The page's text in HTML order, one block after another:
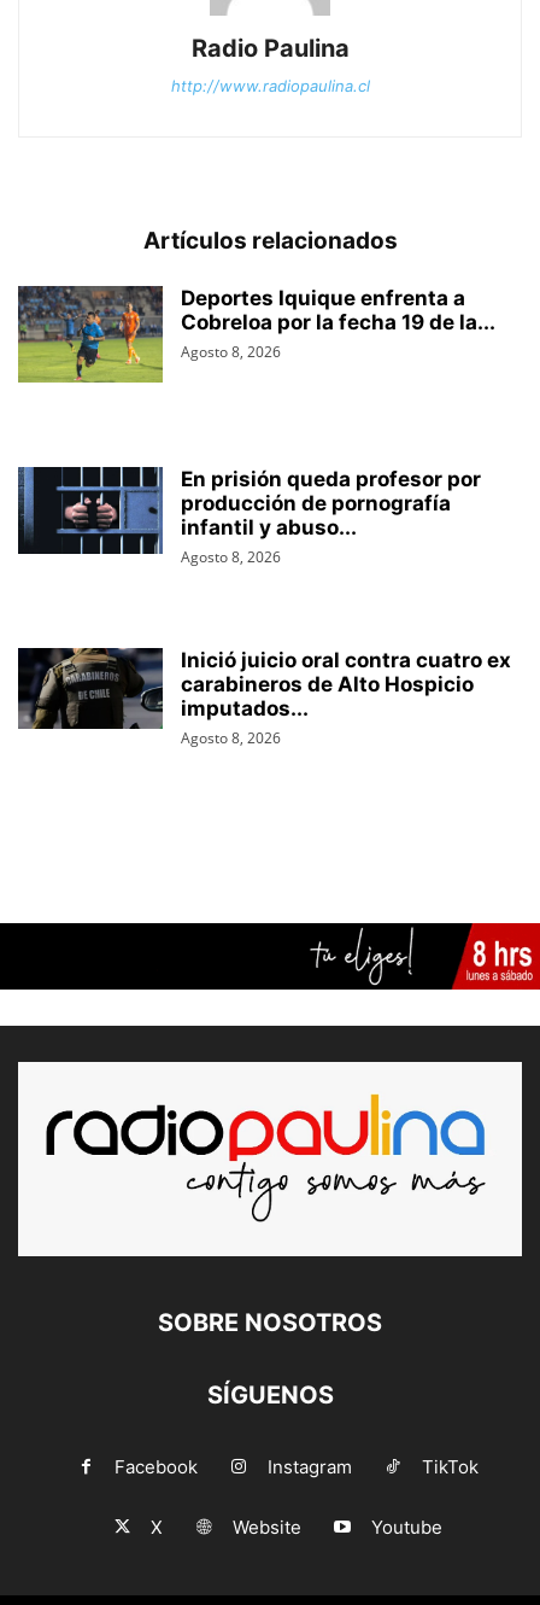
Radio Paulina
http://www.radiopaulina.cl
Artículos relacionados
Deportes Iquique enfrenta a
Cobreloa por la fecha 19 de la...
Agosto 8, 2026
En prisión queda profesor por
producción de pornografía
infantil y abuso...
Agosto 8, 2026
Inició juicio oral contra cuatro ex
carabineros de Alto Hospicio
imputados...
Agosto 8, 2026
SOBRE NOSOTROS
SÍGUENOS
Facebook Instagram TikTok
X Website Youtube